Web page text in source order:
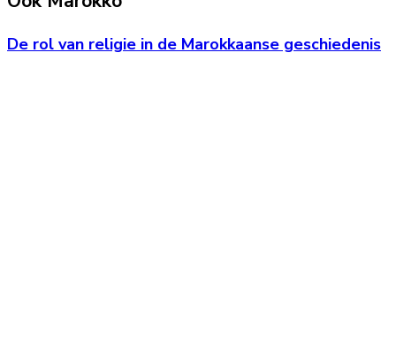
De rol van religie in de Marokkaanse geschiedenis